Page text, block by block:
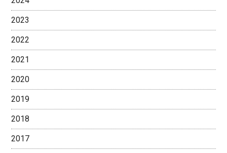
2023
2022
2021
2020
2019
2018
2017